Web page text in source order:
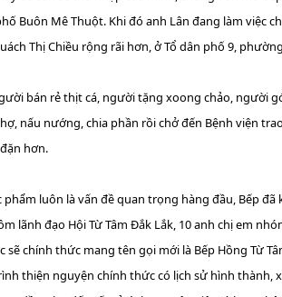
Buôn Mê Thuột. Khi đó anh Lân đang làm việc
Thị Chiều rộng rãi hơn, ở Tổ dân phố 9,
bán rẻ thịt cá, người tặng xoong chảo, người
nấu nướng, chia phần rồi chở đến Bệnh viện
hơn.
luôn là vấn đề quan trọng hàng đầu, Bếp
lãnh đạo Hội Từ Tâm Đắk Lắk, 10 anh chị em
chính thức mang tên gọi mới là Bếp Hồng Từ
thiện nguyện chính thức có lịch sử hình